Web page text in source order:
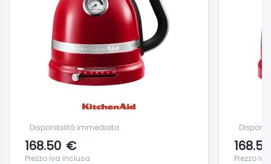
Disponibilità immediata
168.50 €
Prezzo iva inclusa
168.50
Prezzo